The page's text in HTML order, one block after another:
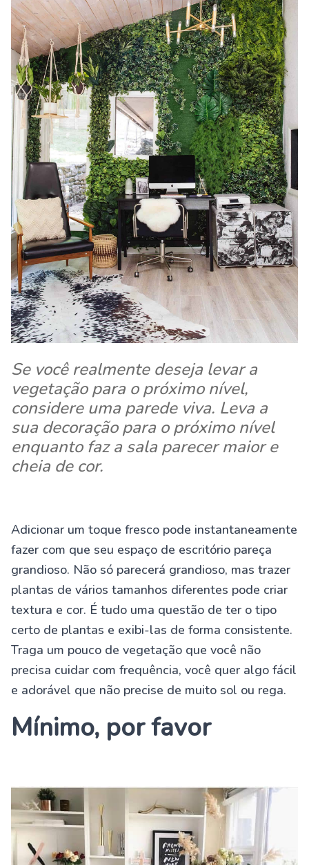
Se você realmente deseja levar a
vegetação para o próximo nível,
considere uma parede viva. Leva a
sua decoração para o próximo nível
enquanto faz a sala parecer maior e
cheia de cor.
Adicionar um toque fresco pode instantaneamente
fazer com que seu espaço de escritório pareça
grandioso. Não só parecerá grandioso, mas trazer
plantas de vários tamanhos diferentes pode criar
textura e cor. É tudo uma questão de ter o tipo
certo de plantas e exibi-las de forma consistente.
Traga um pouco de vegetação que você não
precisa cuidar com frequência, você quer algo fácil
e adorável que não precise de muito sol ou rega.
Mínimo, por favor